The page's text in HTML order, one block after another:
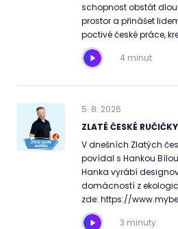
schopnost obstát
prostor a přinášet
poctivé české práce,
4 minut
5. 8. 2026
ZLATÉ ČESKÉ
V dnešních Zlatých
povídal s Hankou
Hanka vyrábí
domácností z
zde: https://
3 minuty